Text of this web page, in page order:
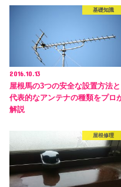
基礎知識
2016.10.13
屋根馬の3つの安全な設置方法と
代表的なアンテナの種類をプロ
解説
屋根修理